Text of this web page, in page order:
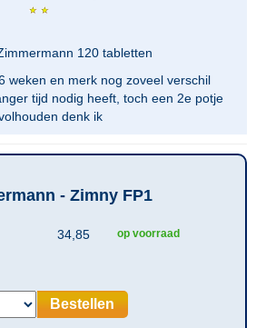
120 tabletten
weken en merk nog zoveel verschil
tijd nodig heeft, toch een 2e potje
denk ik
- Zimny FP1
34,85 op voorraad
Bestellen